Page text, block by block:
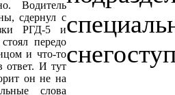
Водитель
сдернул с
РГД-5 и
передо
и что-то
ответ. И тут
он не на
слова